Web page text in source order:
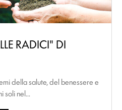
RADICI" DI
della salute, del benessere e
soli nel...